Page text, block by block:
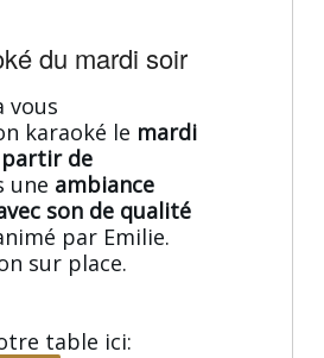
du mardi soir
vous
karaoké le mardi
de
une ambiance
son de qualité
par Emilie.
sur place.
table ici: